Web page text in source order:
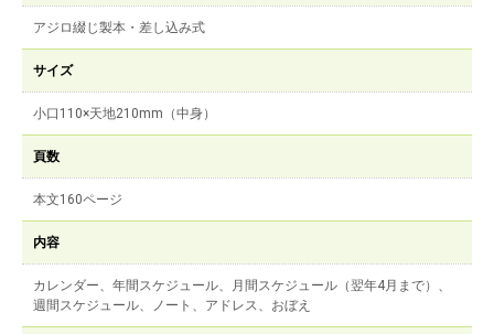
アジロ綴じ製本・差し込み式
サイズ
小口110×天地210mm（中身）
頁数
本文160ページ
内容
カレンダー、年間スケジュール、月間スケジュール（翌年4月まで）、
週間スケジュール、ノート、アドレス、おぼえ